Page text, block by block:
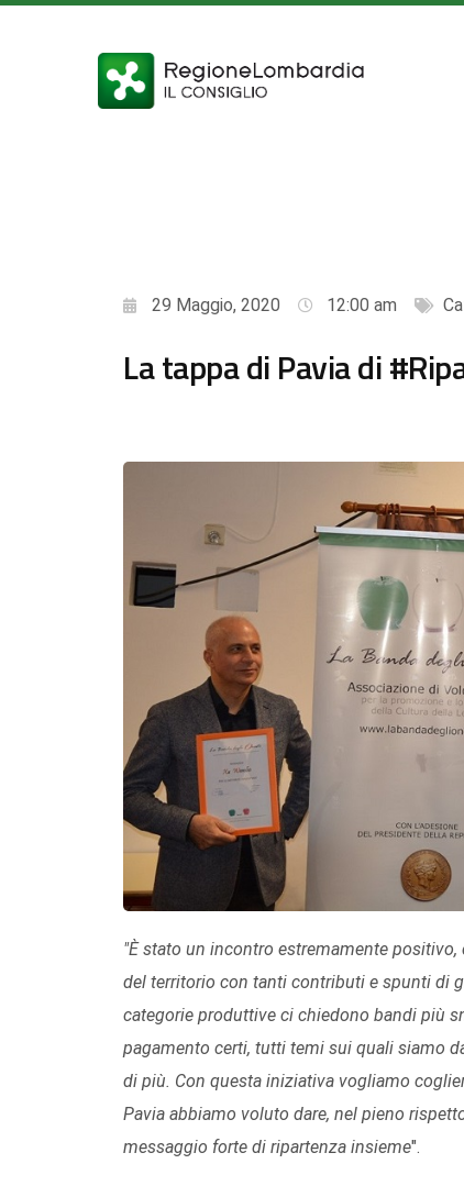
29 Maggio, 2020 12:00 am
La tappa di Pavia di
"È stato un incontro estremamente
del territorio con tanti contributi e spunti di
categorie produttive ci chiedono bandi più
pagamento certi, tutti temi sui quali siamo
di più. Con questa iniziativa vogliamo
Pavia abbiamo voluto dare, nel pieno
messaggio forte di ripartenza insieme".